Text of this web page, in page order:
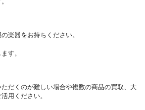
楽器をお持ちください。
す。
だくのが難しい場合や複数の商品の買取、大
用ください。